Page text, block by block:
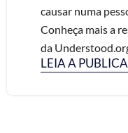
causar numa
Conheça mais a
da
LEIA A